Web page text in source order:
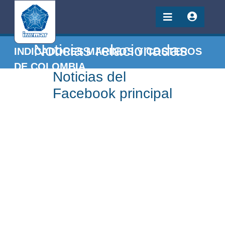
INDICADORES MARINOS Y COSTEROS
DE COLOMBIA
Noticias relacionadas
Noticias del
Facebook principal